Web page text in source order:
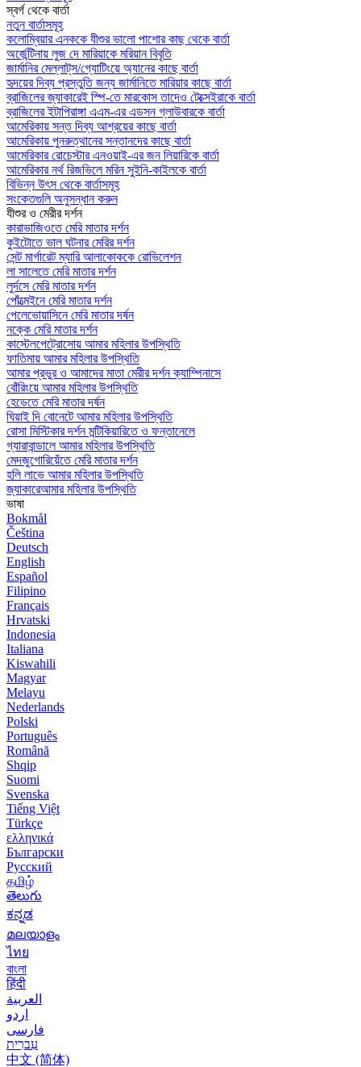
স্বর্গ থেকে বার্তা
নতুন বার্তাসমূহ
কলোম্বিয়ার এনককে যীশুর ভালো পাশোর কাছ থেকে বার্তা
অর্জেন্টিনায় লুজ দে মারিয়াকে মরিয়ান বিবৃতি
জার্মানির মেল্লাট্‌স/গ্যোটিংয়ে অ্যানের কাছে বার্তা
হৃদয়ের দিব্য প্রস্তুতি জন্য জার্মানিতে মারিয়ার কাছে বার্তা
ব্রাজিলের জ্যাকারেই স্পি-তে মারকোস তাদেও টেক্সেইরাকে বার্তা
ব্রাজিলের ইটাপিরাঙ্গা এএম-এর এডসন গ্লাউবারকে বার্তা
আমেরিকায় সন্ত দিব্য আশ্রয়ের কাছে বার্তা
আমেরিকায় পুনরুত্থানের সন্তানদের কাছে বার্তা
আমেরিকার রোচেস্টার এনওয়াই-এর জন লিয়ারিকে বার্তা
আমেরিকার নর্থ রিজভিলে মরিন সুইনি-কাইলকে বার্তা
বিভিন্ন উৎস থেকে বার্তাসমূহ
সংকেতগুলি অনুসন্ধান করুন
যীশুর ও মেরীর দর্শন
কারাভাজিওতে মেরি মাতার দর্শন
কুইটোতে ভাল ঘটনার মেরির দর্শন
সেন্ট মার্গারেট ম্যারি আলাকোককে রোভিলেশন
লা সালেতে মেরি মাতার দর্শন
লুর্দসে মেরি মাতার দর্শন
পোঁত্মেইনে মেরি মাতার দর্শন
পেলেভোয়াসিনে মেরি মাতার দর্ষন
নক্কে মেরি মাতার দর্শন
কাস্টেলপেট্রোসোয় আমার মহিলার উপস্থিতি
ফাতিমায় আমার মহিলার উপস্থিতি
আমার প্রভুর ও আমাদের মাতা মেরীর দর্শন ক্যাম্পিনাসে
বোঁরিংয়ে আমার মহিলার উপস্থিতি
হেডেতে মেরি মাতার দর্ষন
ঘিয়াই দি বোনেটে আমার মহিলার উপস্থিতি
রোসা মিস্টিকার দর্শন মন্টিকিয়ারিতে ও ফন্তানেলে
গ্যারাবান্ডালে আমার মহিলার উপস্থিতি
মেদজুগোরিয়েঁতে মেরি মাতার দর্শন
হলি লাভে আমার মহিলার উপস্থিতি
জ্যাকারেআমার মহিলার উপস্থিতি
ভাষা
Bokmål
Čeština
Deutsch
English
Español
Filipino
Français
Hrvatski
Indonesia
Italiana
Kiswahili
Magyar
Melayu
Nederlands
Polski
Português
Română
Shqip
Suomi
Svenska
Tiếng Việt
Türkçe
ελληνικά
Български
Русский
தமிழ்
తెలుగు
ಕನ್ನಡ
മലയാളം
ไทย
বাংলা
हिंदी
العربية
اردو
فارسی
עִברִית
中文 (简体)